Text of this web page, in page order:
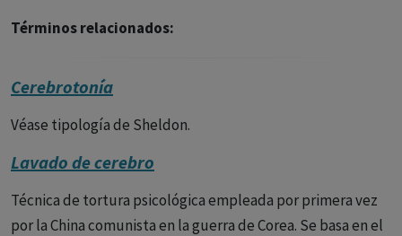
Términos relacionados:
Cerebrotonía
Véase tipología de Sheldon.
Lavado de cerebro
Técnica de tortura psicológica empleada por primera vez
por la China comunista en la guerra de Corea. Se basa en el